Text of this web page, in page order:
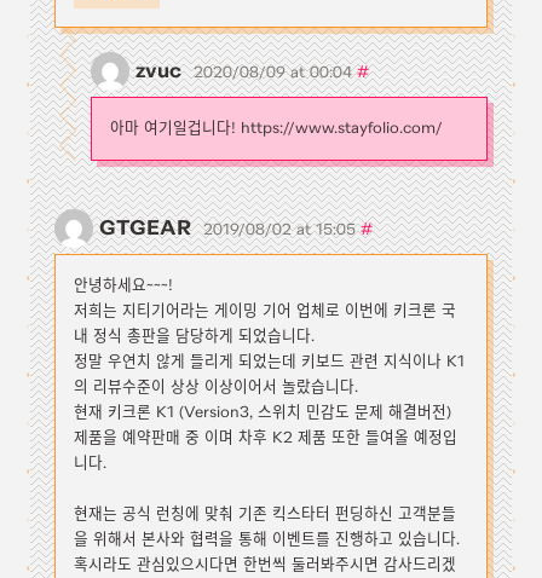
zvuc 2020/08/09 at 00:04#
아마 여기일겁니다! https://www.stayfolio.com/
GTGEAR 2019/08/02 at 15:05#
안녕하세요~~~!
저희는 지티기어라는 게이밍 기어 업체로 이번에 키크론 국
내 정식 총판을 담당하게 되었습니다.
정말 우연치 않게 들리게 되었는데 키보드 관련 지식이나 K1
의 리뷰수준이 상상 이상이어서 놀랐습니다.
현재 키크론 K1 (Version3, 스위치 민감도 문제 해결버전)
제품을 예약판매 중 이며 차후 K2 제품 또한 들여올 예정입
니다.
현재는 공식 런칭에 맞춰 기존 킥스타터 펀딩하신 고객분들
을 위해서 본사와 협력을 통해 이벤트를 진행하고 있습니다.
혹시라도 관심있으시다면 한번씩 둘러봐주시면 감사드리겠